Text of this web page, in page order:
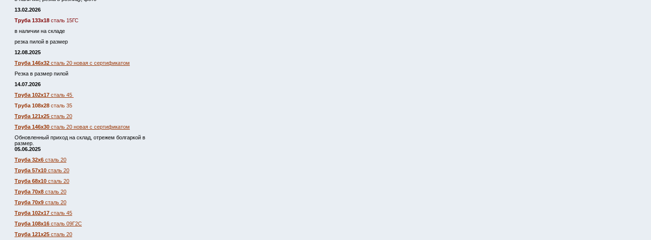
13.02.2026
Труба 133х18 сталь 15ГС
в наличии на складе
резка пилой в размер
12.08.2025
Труба 146х32 сталь 20 новая с сертификатом
Резка в размер пилой
14.07.2026
Труба 102х17 сталь 45
Труба 108х28 сталь 35
Труба 121х25 сталь 20
Труба 146х30 сталь 20 новая с сертификатом
Обновленный приход на склад, отрежем болгаркой в
размер.
05.06.2025
Труба 32х6 сталь 20
Труба 57х10 сталь 20
Труба 68х10 сталь 20
Труба 70х8 сталь 20
Труба 70х9 сталь 20
Труба 102х17 сталь 45
Труба 108х16 сталь 09Г2С
Труба 121х25 сталь 20